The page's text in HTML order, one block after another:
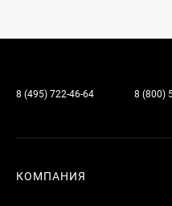
8 (495) 722-46-64 8 (800)
КОМПАНИЯ